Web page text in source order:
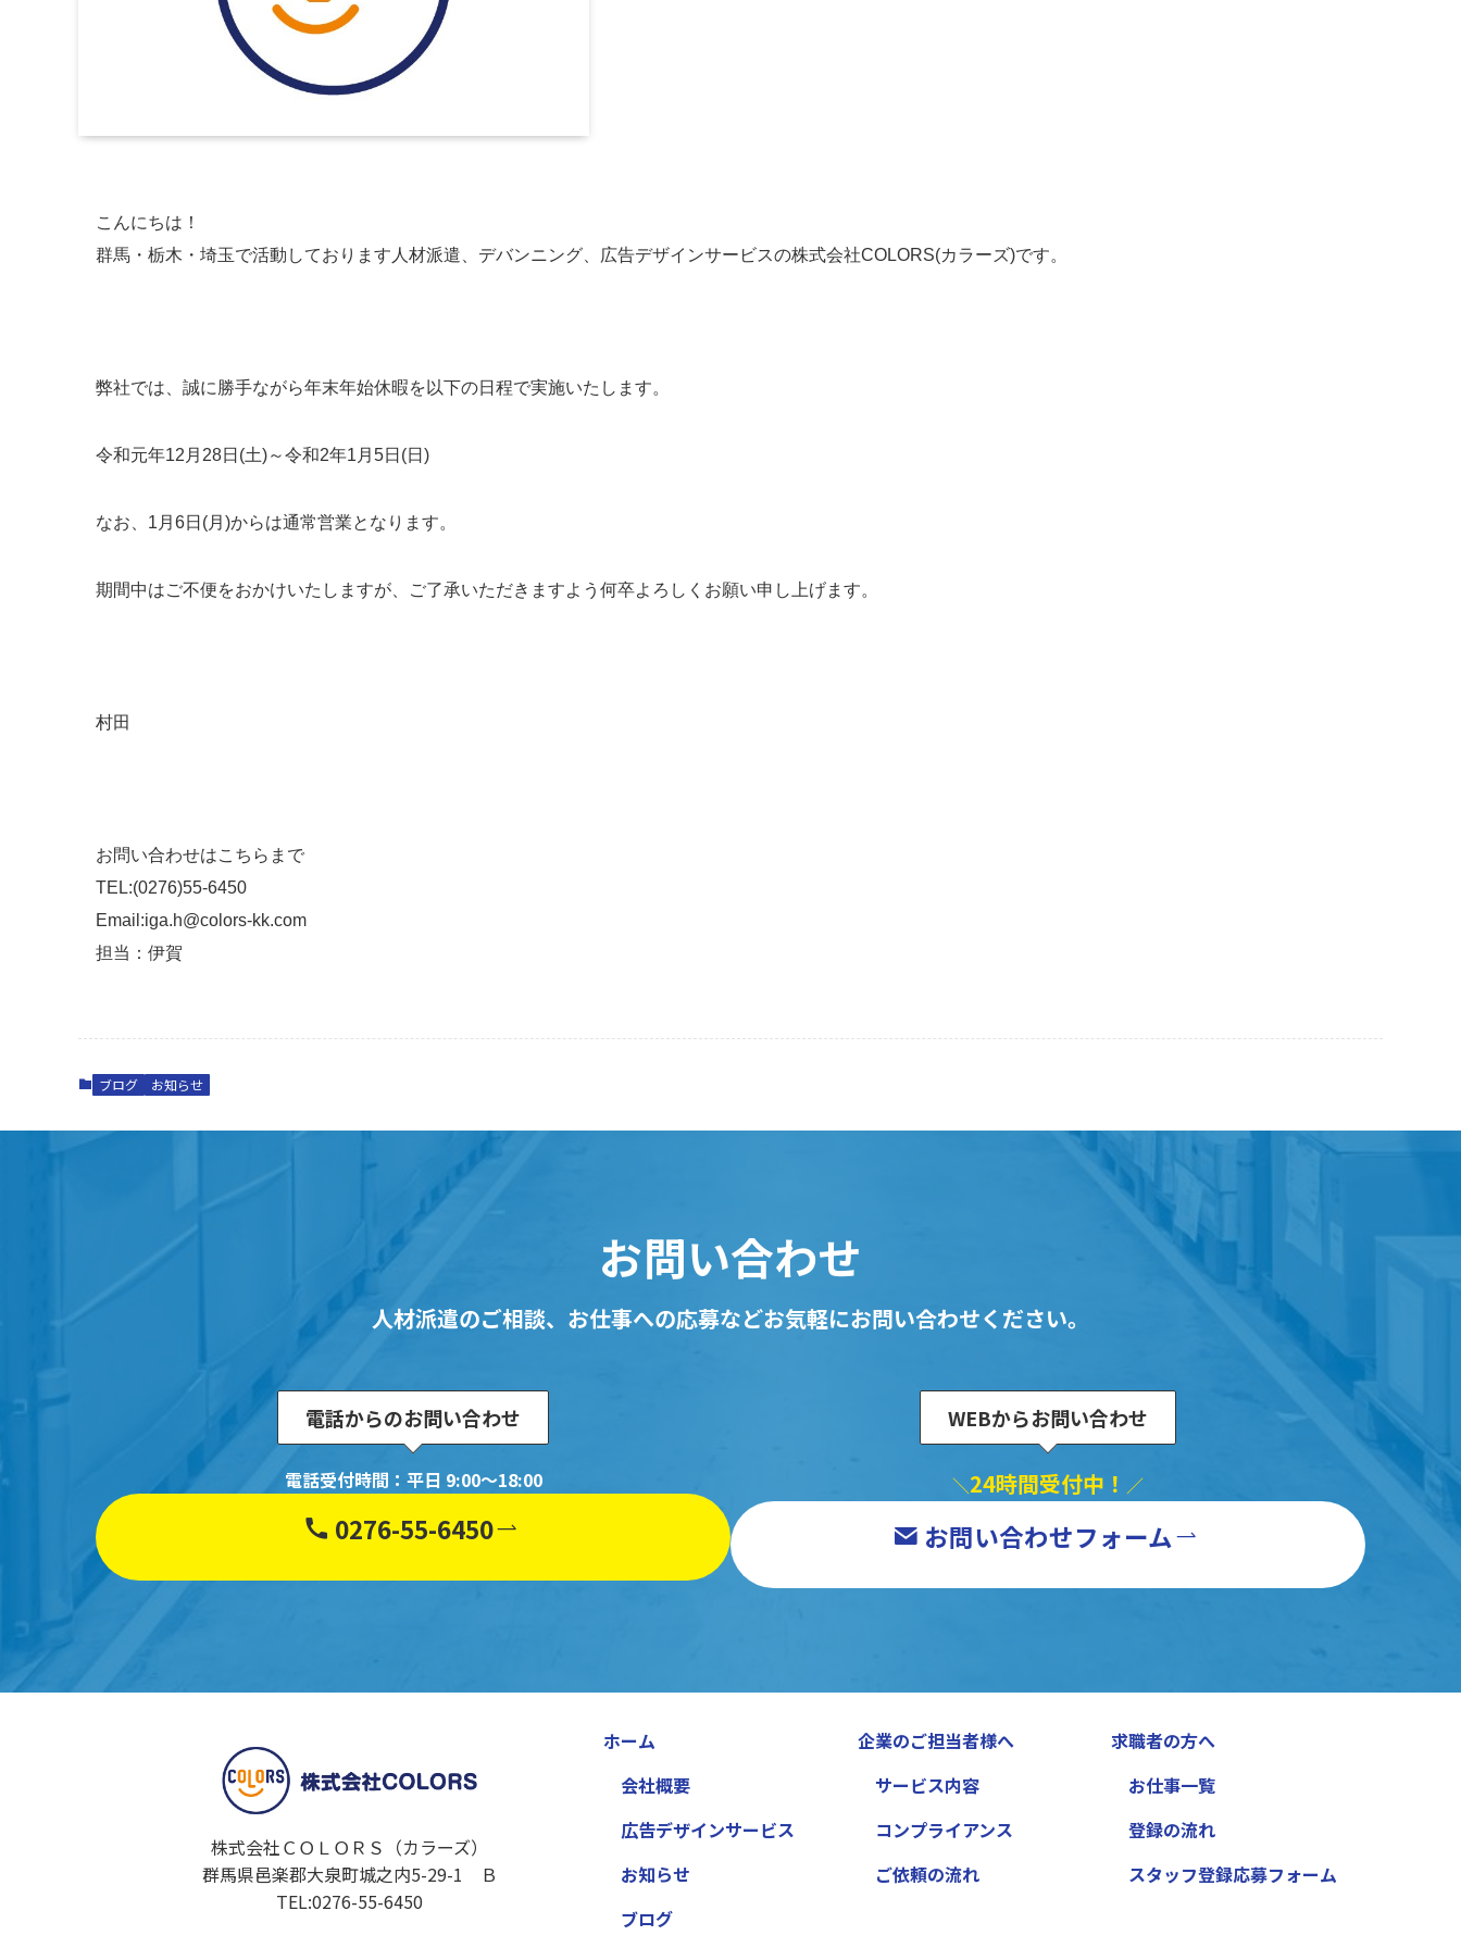
こんにちは！
群馬・栃木・埼玉で活動しております人材派遣、デバンニング、広告デザインサービスの株式会社COLORS(カラーズ)です。
弊社では、誠に勝手ながら年末年始休暇を以下の日程で実施いたします。
令和元年12月28日(土)～令和2年1月5日(日)
なお、1月6日(月)からは通常営業となります。
期間中はご不便をおかけいたしますが、ご了承いただきますよう何卒よろしくお願い申し上げます。
村田
お問い合わせはこちらまで
TEL:(0276)55-6450
Email:iga.h@colors-kk.com
担当：伊賀
ブログ お知らせ
お問い合わせ
人材派遣のご相談、お仕事への応募などお気軽にお問い合わせください。
電話からのお問い合わせ
電話受付時間：平日 9:00～18:00
0276-55-6450
WEBからお問い合わせ
＼24時間受付中！ ／
お問い合わせフォーム
株式会社ＣＯＬＯＲＳ（カラーズ）
群馬県邑楽郡大泉町城之内5-29-1 Ｂ
TEL:0276-55-6450
ホーム
会社概要
広告デザインサービス
お知らせ
ブログ
企業のご担当者様へ
サービス内容
コンプライアンス
ご依頼の流れ
求職者の方へ
お仕事一覧
登録の流れ
スタッフ登録応募フォーム